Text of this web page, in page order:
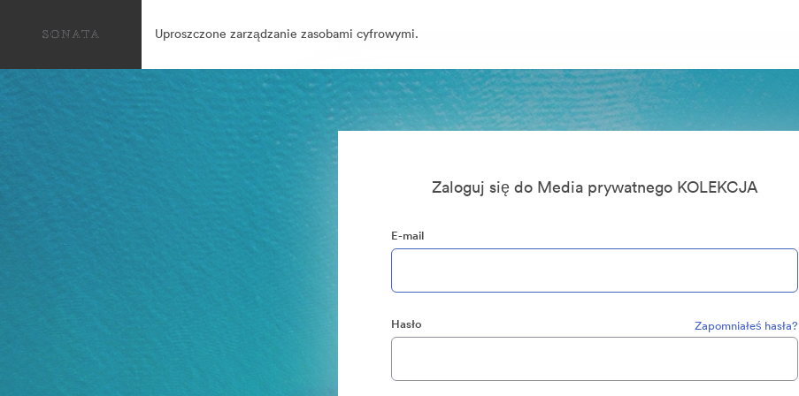
Uproszczone zarządzanie zasobami cyfrowymi.
Zaloguj się do Media prywatnego KOLEKCJA
E-mail
Hasło Zapomniałeś hasła?